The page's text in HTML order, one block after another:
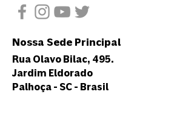
Nossa Sede Principal
Rua Olavo Bilac, 495.
Jardim Eldorado
Palhoça - SC - Brasil